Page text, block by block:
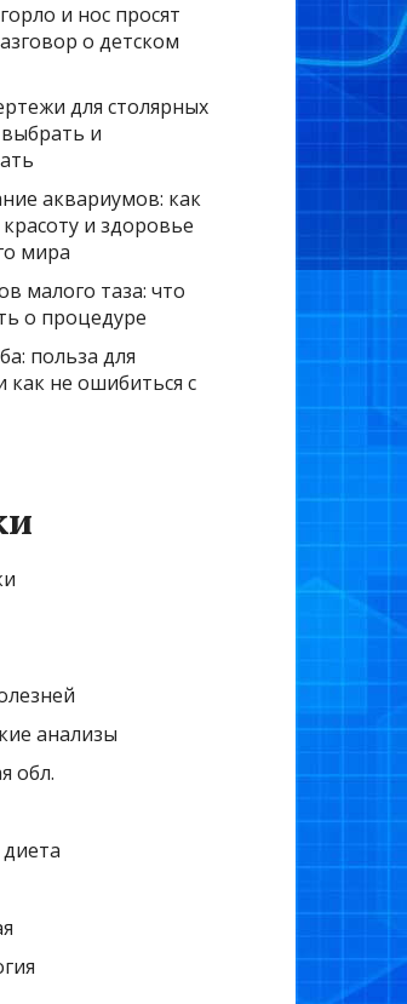
и нос просят
о детском
для столярных
и
аквариумов: как
и здоровье
мира
малого таза: что
о процедуре
польза для
как не ошибиться с
анализы
обл.